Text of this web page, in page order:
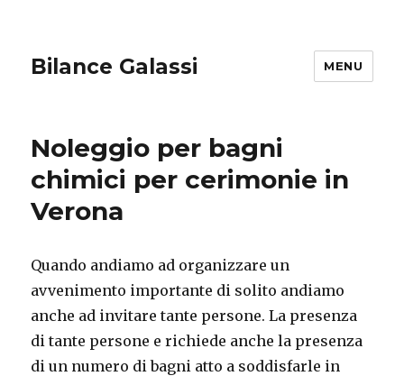
Bilance Galassi MENU
Noleggio per bagni
chimici per cerimonie in
Verona
Quando andiamo ad organizzare un
avvenimento importante di solito andiamo
anche ad invitare tante persone. La presenza
di tante persone e richiede anche la presenza
di un numero di bagni atto a soddisfarle in